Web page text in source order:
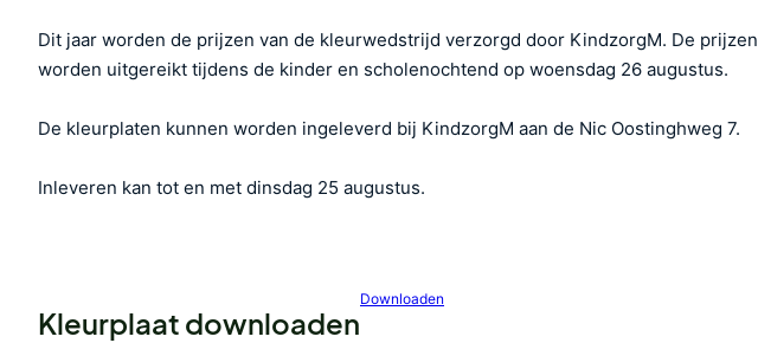
Dit jaar worden de prijzen van de kleurwedstrijd verzorgd door KindzorgM. De prijzen
worden uitgereikt tijdens de kinder en scholenochtend op woensdag 26 augustus.
De kleurplaten kunnen worden ingeleverd bij KindzorgM aan de Nic Oostinghweg 7.
Inleveren kan tot en met dinsdag 25 augustus.
Kleurplaat downloaden
Downloaden